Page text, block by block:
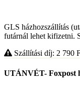
GLS házhozszállítás
futárnál lehet kifizetni.
Szállítási díj: 2 790
UTÁNVÉT- Foxpost